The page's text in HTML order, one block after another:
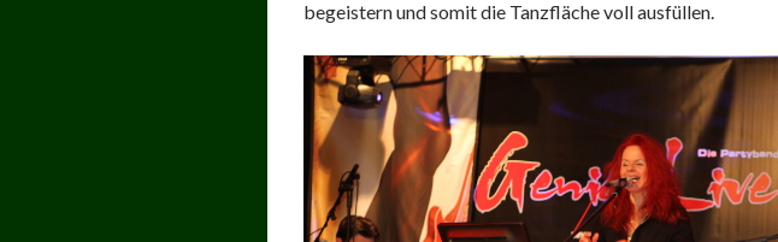
begeistern und somit die Tanzfläche voll ausfüllen.